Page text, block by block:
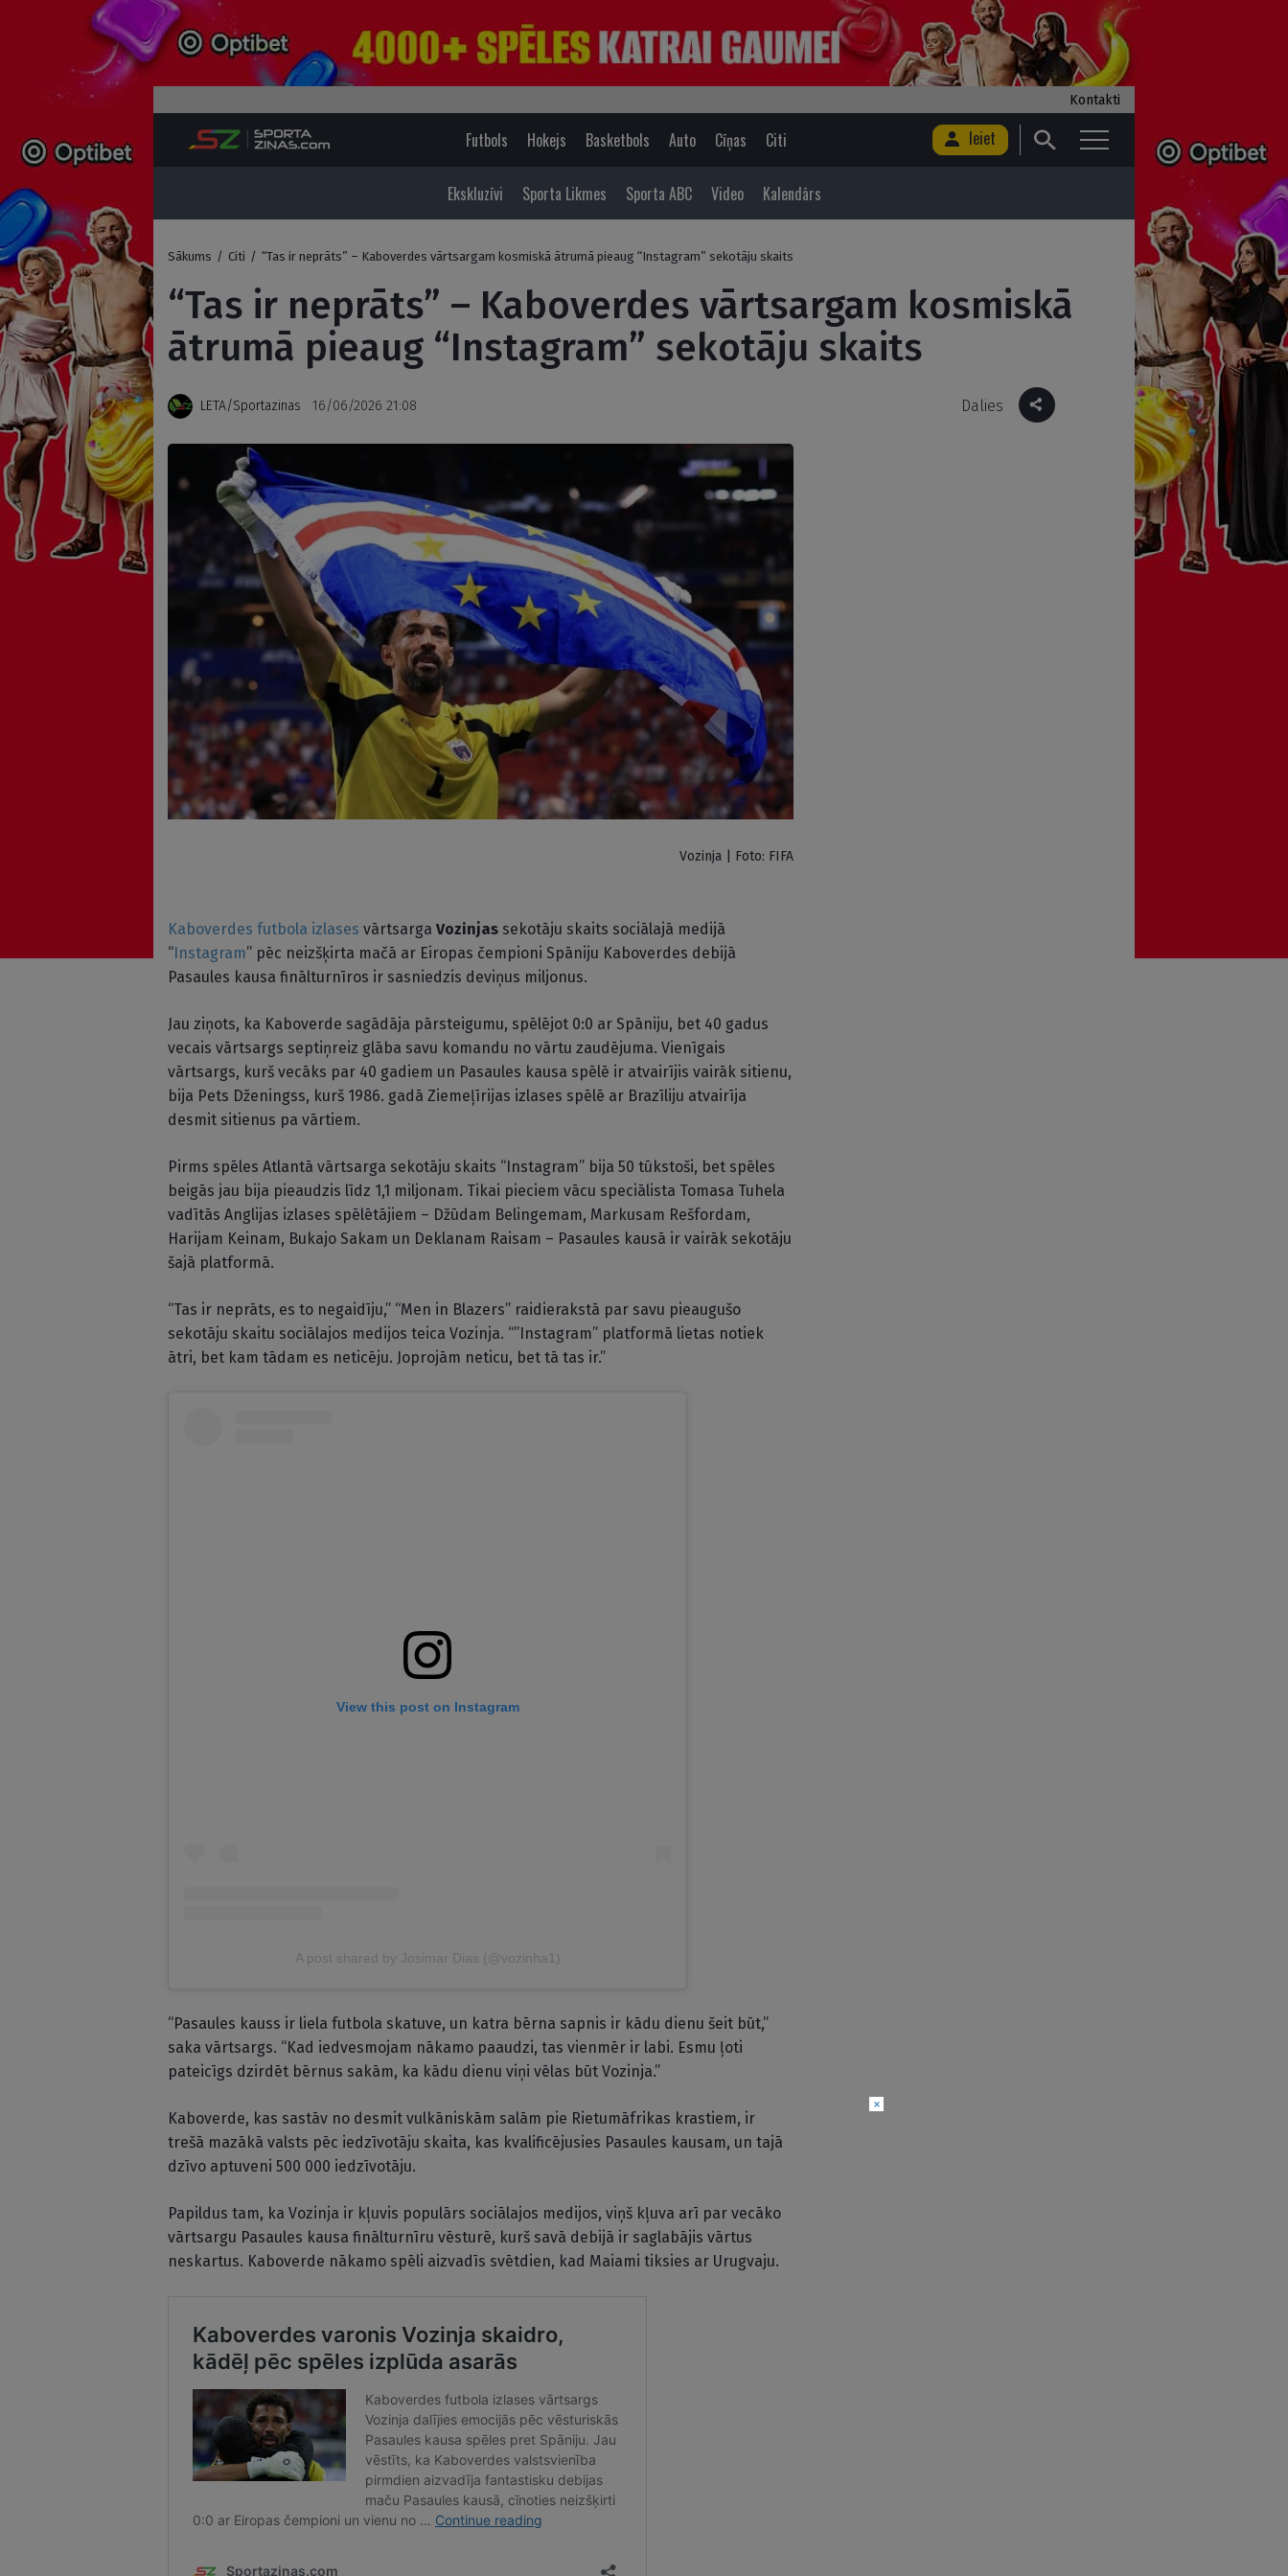
Kontakti
Futbols Hokejs Basketbols Auto Cīņas Citi Ieiet
Ekskluzīvi Sporta Likmes Sporta ABC Video Kalendārs
Sākums / Citi / “Tas ir neprāts” – Kaboverdes vārtsargam kosmiskā ātrumā pieaug “Instagram” sekotāju skaits
“Tas ir neprāts” – Kaboverdes vārtsargam kosmiskā
ātrumā pieaug “Instagram” sekotāju skaits
LETA/Sportazinas 16/06/2026 21:08 Dalies
Vozinja | Foto: FIFA
Kaboverdes futbola izlases vārtsarga Vozinjas sekotāju skaits sociālajā medijā
“Instagram” pēc neizšķirta mačā ar Eiropas čempioni Spāniju Kaboverdes debijā
Pasaules kausa finālturnīros ir sasniedzis deviņus miljonus.
Jau ziņots, ka Kaboverde sagādāja pārsteigumu, spēlējot 0:0 ar Spāniju, bet 40 gadus
vecais vārtsargs septiņreiz glāba savu komandu no vārtu zaudējuma. Vienīgais
vārtsargs, kurš vecāks par 40 gadiem un Pasaules kausa spēlē ir atvairījis vairāk sitienu,
bija Pets Dženingss, kurš 1986. gadā Ziemeļīrijas izlases spēlē ar Brazīliju atvairīja
desmit sitienus pa vārtiem.
Pirms spēles Atlantā vārtsarga sekotāju skaits “Instagram” bija 50 tūkstoši, bet spēles
beigās jau bija pieaudzis līdz 1,1 miljonam. Tikai pieciem vācu speciālista Tomasa Tuhela
vadītās Anglijas izlases spēlētājiem – Džūdam Belingemam, Markusam Rešfordam,
Harijam Keinam, Bukajo Sakam un Deklanam Raisam – Pasaules kausā ir vairāk sekotāju
šajā platformā.
“Tas ir neprāts, es to negaidīju,” “Men in Blazers” raidierakstā par savu pieaugušo
sekotāju skaitu sociālajos medijos teica Vozinja. “”Instagram” platformā lietas notiek
ātri, bet kam tādam es neticēju. Joprojām neticu, bet tā tas ir.”
View this post on Instagram
A post shared by Josimar Dias (@vozinha1)
“Pasaules kauss ir liela futbola skatuve, un katra bērna sapnis ir kādu dienu šeit būt,”
saka vārtsargs. “Kad iedvesmojam nākamo paaudzi, tas vienmēr ir labi. Esmu ļoti
pateicīgs dzirdēt bērnus sakām, ka kādu dienu viņi vēlas būt Vozinja.”
Kaboverde, kas sastāv no desmit vulkāniskām salām pie Rietumāfrikas krastiem, ir
trešā mazākā valsts pēc iedzīvotāju skaita, kas kvalificējusies Pasaules kausam, un tajā
dzīvo aptuveni 500 000 iedzīvotāju.
Papildus tam, ka Vozinja ir kļuvis populārs sociālajos medijos, viņš kļuva arī par vecāko
vārtsargu Pasaules kausa finālturnīru vēsturē, kurš savā debijā ir saglabājis vārtus
neskartus. Kaboverde nākamo spēli aizvadīs svētdien, kad Maiami tiksies ar Urugvaju.